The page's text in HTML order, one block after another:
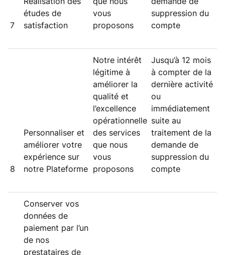
7
études de
satisfaction
vous
proposons
suppression du
compte
8
Personnaliser et
améliorer votre
expérience sur
notre Plateforme
Notre intérêt
légitime à
améliorer la
qualité et
l’excellence
opérationnelle
des services
que nous
vous
proposons
Jusqu’à 12 mois
à compter de la
dernière activité
ou
immédiatement
suite au
traitement de la
demande de
suppression du
compte
Conserver vos
données de
paiement par l’un
de nos
prestataires de